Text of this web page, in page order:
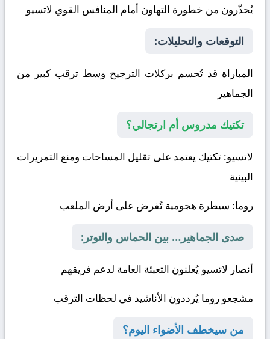
يُحذّرون من خطورة التهاون أمام المنافس القوي لاتسيو
التوقعات والتحليلات:
المباراة قد تُحسم بركلات الترجيح وسط ترقب كبير من
الجماهير
تكتيك مدروس أم ارتجالي؟
لاتسيو: تكتيك يعتمد على تقليل المساحات ومنع التمريرات
البينية
روما: سيطرة هجومية تُفرض على أرض الملعب
صدى الجماهير… بين الحماس والتوتر:
أنصار لاتسيو يُعلنون التعبئة العامة لدعم فريقهم
مشجعو روما يُرددون الأناشيد في لحظات الترقب
من سيخطف الأضواء اليوم؟